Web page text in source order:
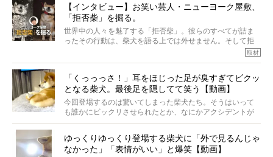
語でした。
※文章はご本人の了承を得て編集しています
※画像はすべてイメージです
※この記事は個人の感想であり、効果・効能を示すものではありません
そんな噂を聞きつけ、今回はハワイの柴犬たちを取材して
きました！
【インタビュー】お笑い芸人・ニューヨーク屋敷、
「拒否柴」を掘る。
世界中の人々を魅了する「拒否柴」。彼らのすべてが詰ま
ったその行動は、柴犬を語る上では外せません。そして拒
否柴がここまで話題になるのは、“映える”ことも理由のひと
がるのでしょうか。
最近版画製作を始めた、お笑いコンビ「ニューヨーク」の
屋敷裕政さんに、拒否柴を掘っていただきました！ イン
タビューと合わせてご覧ください。
取材
「くっっっさ！」耳をほじった足が臭すぎてビクッ
となる柴犬。最後足を隠してて笑う【動画】
今回登場するのは驚いてしまった柴犬たち。そうはいって
も誰かにビックリさせられたとか、なにかアクシデントが
起きたとか、そういうことが原因ではありません。全ての
ゆっくりゆっくり登場する柴犬に「外で見るんじゃ
なかった」「表情がいい」と爆笑【動画】